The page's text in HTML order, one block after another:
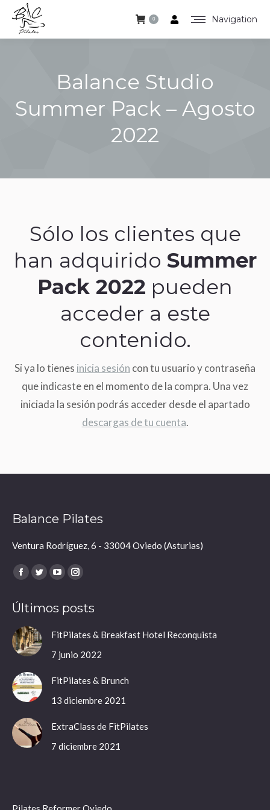
Navigation
0
Balance Studio
Summer Pack – Agosto
2022
Sólo los clientes que
han adquirido Summer
Pack 2022 pueden
acceder a este
contenido.
Si ya lo tienes inicia sesión con tu usuario y contraseña
que indicaste en el momento de la compra. Una vez
iniciada la sesión podrás acceder desde el apartado
descargas de tu cuenta.
Balance Pilates
Ventura Rodríguez, 6 - 33004 Oviedo (Asturias)
Encuéntranos en:
Facebook
opens
in
new
window
Twitter
opens
new
window
YouTube
opens
new
window
Instagram
opens
new
window
Últimos posts
FitPilates & Breakfast Hotel Reconquista
7 junio 2022
FitPilates & Brunch
13 diciembre 2021
ExtraClass de FitPilates
7 diciembre 2021